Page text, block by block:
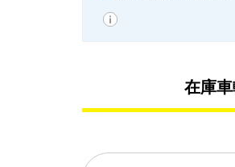
在庫